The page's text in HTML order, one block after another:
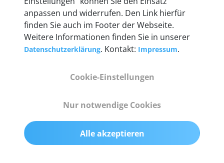
Technische Details &
Lieferumfang
Abmessungen
Gewicht
200 g
anpassen und widerrufen. Den Link hierfür
finden Sie auch im Footer der Webseite.
Weitere Informationen finden Sie in unserer
Datenschutzerklärung. Kontakt: Impressum.
Cookie-Einstellungen
Nur notwendige Cookies
Alle akzeptieren